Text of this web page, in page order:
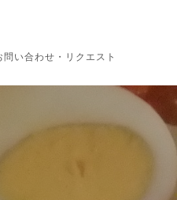
問い合わせ・リクエスト